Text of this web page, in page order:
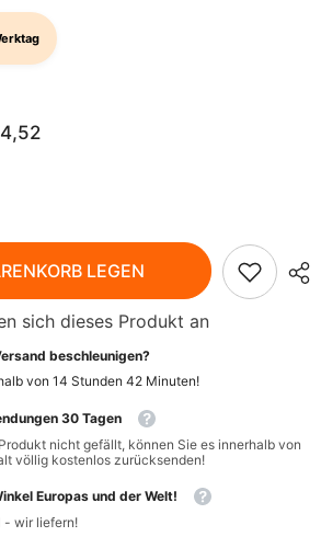
LEGEN
sich dieses Produkt an
beschleunigen?
von 14 Stunden 42 Minuten!
30 Tagen
nicht gefällt, können Sie es innerhalb von
völlig kostenlos zurücksenden!
Europas und der Welt!
- wir liefern!